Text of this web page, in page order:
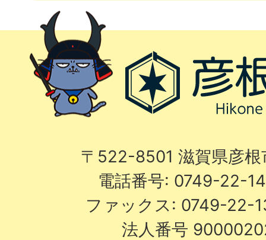
〒522-8501 滋賀県彦
電話番号: 0749-22-
ファックス: 0749-22-
法人番号